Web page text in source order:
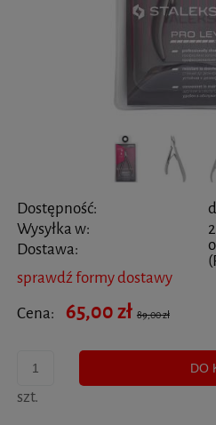
Dostępność:
Wysyłka w:
Dostawa:
Cena nie zawiera ewentualnych kosztów
sprawdź formy dostawy
Cena:
65,00 zł 89,00 zł
szt.
DO